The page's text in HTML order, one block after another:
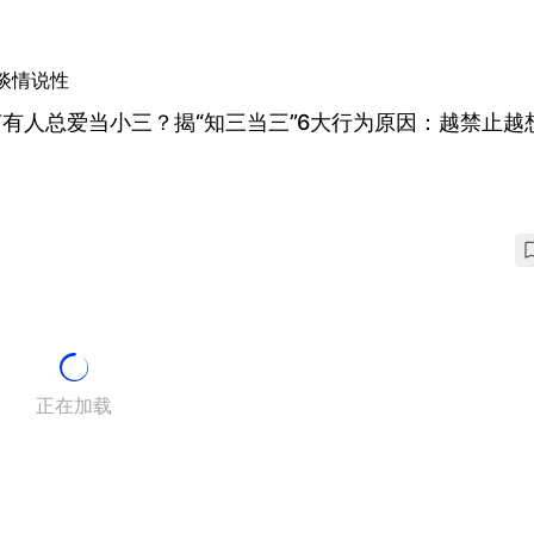
情说性
人总爱当小三？揭“知三当三”6大行为原因：越禁止越
正在加载